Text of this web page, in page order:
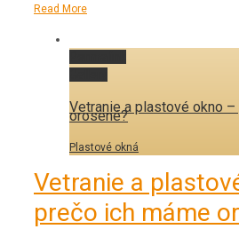
Read More
Vetranie a plastové okno
orosené?
Plastové okná
Vetranie a
prečo ich máme